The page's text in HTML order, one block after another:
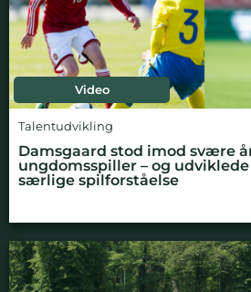
Video
Talentudvikling
Damsgaard stod imod svære
ungdomsspiller – og
særlige spilforståelse